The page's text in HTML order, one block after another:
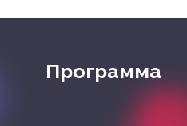
Программа